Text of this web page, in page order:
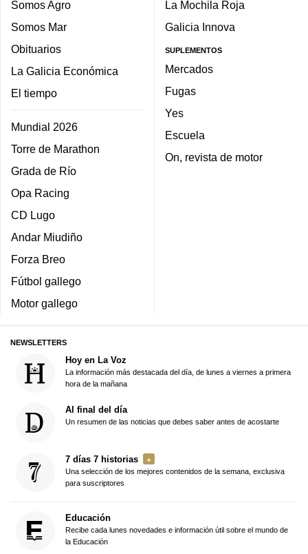
Somos Agro
Somos Mar
Obituarios
La Galicia Económica
El tiempo
Mundial 2026
Torre de Marathon
Grada de Río
Opa Racing
CD Lugo
Andar Miudiño
Forza Breo
Fútbol gallego
Motor gallego
La Mochila Roja
Galicia Innova
SUPLEMENTOS
Mercados
Fugas
Yes
Escuela
On, revista de motor
NEWSLETTERS
Hoy en La Voz
La información más destacada del día, de lunes a viernes a primera
hora de la mañana
Al final del día
Un resumen de las noticias que debes saber antes de acostarte
7 días 7 historias
Una selección de los mejores contenidos de la semana, exclusiva
para suscriptores
Educación
Recibe cada lunes novedades e información útil sobre el mundo de
la Educación